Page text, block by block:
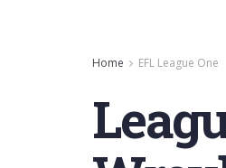
Home EFL League One